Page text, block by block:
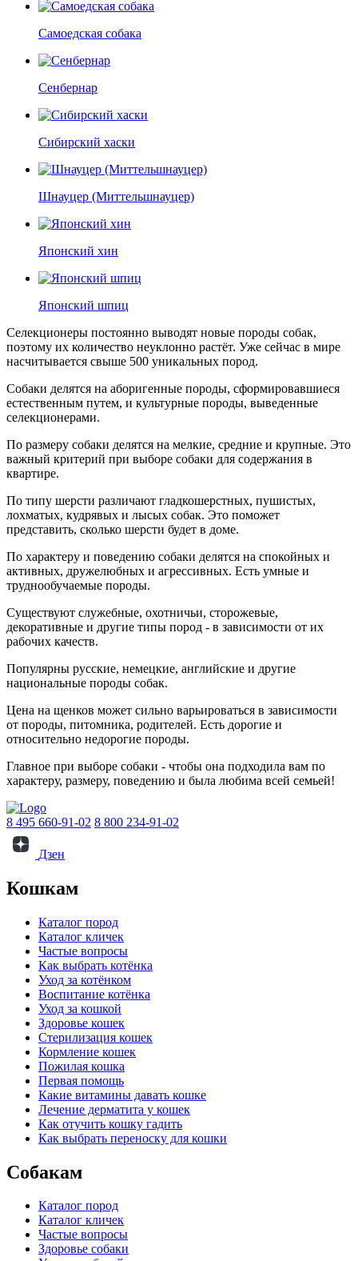
Самоедская собака
Сенбернар
Сибирский хаски
Шнауцер (Миттельшнауцер)
Японский хин
Японский шпиц
Селекционеры постоянно выводят новые породы собак,
поэтому их количество неуклонно растёт. Уже сейчас в мире
насчитывается свыше 500 уникальных пород.
Собаки делятся на аборигенные породы, сформировавшиеся
естественным путем, и культурные породы, выведенные
селекционерами.
По размеру собаки делятся на мелкие, средние и крупные. Это
важный критерий при выборе собаки для содержания в
квартире.
По типу шерсти различают гладкошерстных, пушистых,
лохматых, кудрявых и лысых собак. Это поможет
представить, сколько шерсти будет в доме.
По характеру и поведению собаки делятся на спокойных и
активных, дружелюбных и агрессивных. Есть умные и
труднообучаемые породы.
Существуют служебные, охотничьи, сторожевые,
декоративные и другие типы пород - в зависимости от их
рабочих качеств.
Популярны русские, немецкие, английские и другие
национальные породы собак.
Цена на щенков может сильно варьироваться в зависимости
от породы, питомника, родителей. Есть дорогие и
относительно недорогие породы.
Главное при выборе собаки - чтобы она подходила вам по
характеру, размеру, поведению и была любима всей семьей!
8 495 660-91-02 8 800 234-91-02
Дзен
Кошкам
Каталог пород
Каталог кличек
Частые вопросы
Как выбрать котёнка
Уход за котёнком
Воспитание котёнка
Уход за кошкой
Здоровье кошек
Стерилизация кошек
Кормление кошек
Пожилая кошка
Первая помощь
Какие витамины давать кошке
Лечение дерматита у кошек
Как отучить кошку гадить
Как выбрать переноску для кошки
Собакам
Каталог пород
Каталог кличек
Частые вопросы
Здоровье собаки